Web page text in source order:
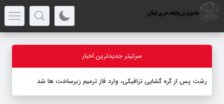
سرتیتر جدیدترین اخبار
رشت پس از گره گشایی ترافیکی، وارد فاز ترمیم زیرساخت ها شد